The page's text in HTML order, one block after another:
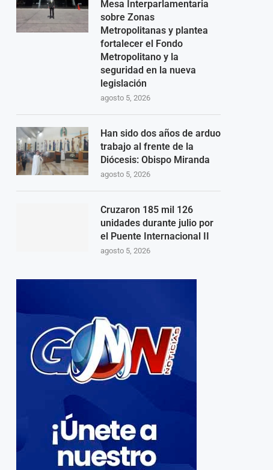
Mesa Interparlamentaria
sobre Zonas
Metropolitanas y plantea
fortalecer el Fondo
Metropolitano y la
seguridad en la nueva
legislación
agosto 5, 2026
Han sido dos años de arduo
trabajo al frente de la
Diócesis: Obispo Miranda
agosto 5, 2026
Cruzaron 185 mil 126
unidades durante julio por
el Puente Internacional II
agosto 5, 2026